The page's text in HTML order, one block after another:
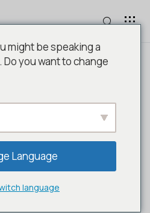
might be speaking a
you want to change
Language
language